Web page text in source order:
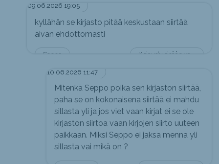
09.06.2026 19:05
Seppo
kyllähän se kirjasto pitää keskustaan siirtää
aivan ehdottomasti
10.06.2026 11:47
Mitenkä Seppo poika sen kirjaston siirtää,
paha se on kokonaisena siirtää ei mahdu
sillasta yli ja jos viet vaan kirjat ei se ole
kirjaston siirtoa vaan kirjojen siirto uuteen
paikkaan. Miksi Seppo ei jaksa mennä yli
sillasta vai mikä on ?